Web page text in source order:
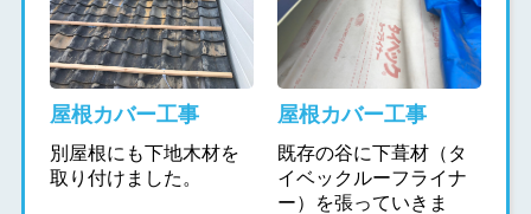
屋根カバー工事
別屋根にも下地木材を
取り付けました。
屋根カバー工事
既存の谷に下葺材（タ
イベックルーフライナ
ー）を張っていきま